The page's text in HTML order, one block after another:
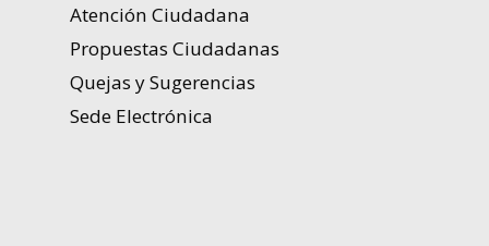
Atención Ciudadana
Propuestas Ciudadanas
Quejas y Sugerencias
Sede Electrónica